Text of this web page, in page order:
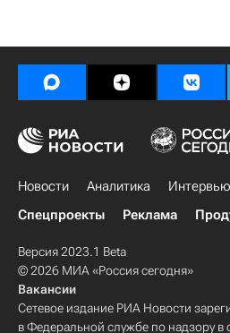
Новости Аналитика Интервью
Спецпроекты
Реклама
Версия 2023.1 Beta
© 2026 МИА «Россия сегодня»
Вакансии
Сетевое издание РИА Новости
в Федеральной службе по надзору в